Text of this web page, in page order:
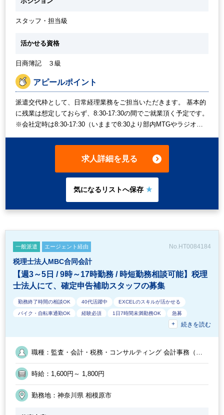
スタッフ・担当級
活かせる資格
日商簿記 ３級
アピールポイント
派遣交代枠として、日常経理業務をご担当いただきます。 基本的
に残業は想定しておらず、8:30-17:30の間でご就業頂く予定です。
※会社定時は8:30-17:30（いままで8:30より部内MTGやラジオ体
ん。 ※経理メンバーの部内MTGは実施されます。8:30～就業開始
予定ですが、どうしても9:00～希望の方はご相談ください。） ま
時短勤務も考慮されるケースがごいます。(例 週3日フルタイ
ム、週2日8:30-16:30※月初8営業日以外) 慣れてきましたら、週1
回在宅勤務も可能です。 自転車通勤も可能です。
求人詳細を見る
一般派遣 エージェント経由 No.HT0084184
税理士法人MBC合同会計
【週3～5日 / 9時～17時勤務 / 時短勤務相談可能】税理
士法人にて、確定申告補助スタッフの募集
勤務終了時間の相談OK 40代活躍中 EXCELのスキルが活かせる
バイク・自転車通勤OK 経験必須 1日7時間未満勤務OK 急募
フルタイム
オフィスカジュアルOK 休憩室あり 50代活躍中
ルーティンワークがメイン
週4日勤務
定時早め 英語力不要 土日祝休み
業務手順等のOJT 時短勤務の相談OK
続きを読む
職種：監査・会計・税務・コンサルティング 会計事務（ア
シスタント業務） ／ 監査・会計・税務・コンサルティング
アウトソーシング・記帳代行
時給：1,600円～ 1,800円
勤務地：神奈川県 相模原市